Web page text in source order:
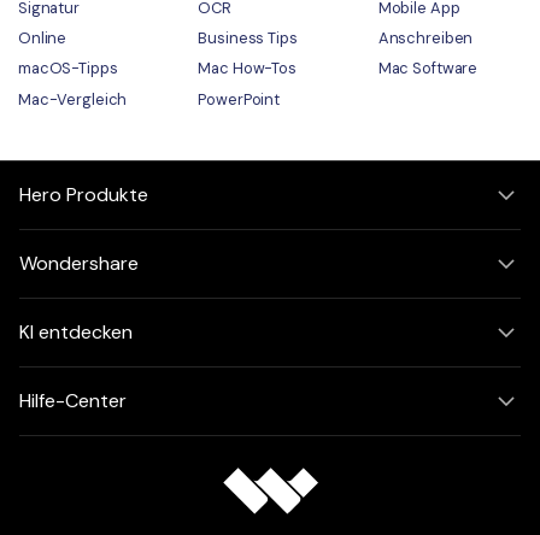
Signatur
OCR
Mobile App
Online
Business Tips
Anschreiben
macOS-Tipps
Mac How-Tos
Mac Software
Mac-Vergleich
PowerPoint
Hero Produkte
Wondershare
KI entdecken
Hilfe-Center